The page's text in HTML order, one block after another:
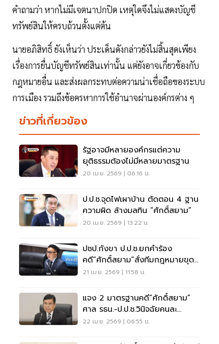
คำถามว่า หากไม่มีเจตนาปกปิด เหตุใดจึงไม่แสดงบัญชี
ทรัพย์สินให้ครบถ้วนตั้งแต่ต้น
นายอภิสิทธิ์ ยังเห็นว่า ประเด็นดังกล่าวยังไม่สิ้นสุดเพียง
เรื่องการยื่นบัญชีทรัพย์สินเท่านั้น แต่ยังอาจเกี่ยวข้องกับ
กฎหมายอื่น และส่งผลกระทบต่อความน่าเชื่อถือของระบบ
การเมือง รวมถึงข้อครหาการใช้อำนาจผ่านองค์กรต่าง ๆ
ข่าวที่เกี่ยวข้อง
รัฐอาจมีหลายองค์กรแต่ความ
ยุติธรรมต้องไม่มีหลายมาตรฐาน
20 เม.ย. 2569 | 06:16 น.
ป.ป.ช.จุดไฟเผาบ้าน ตัดตอน 4 ฐาน
ความผิด ล้างมลทิน ”ศักดิ์สยาม”
20 เม.ย. 2569 | 13:22 น.
ปชป.กังขา ป.ป.ช.ยกคำร้อง
คดี“ศักดิ์สยาม”สั่งทีมกฎหมายขุด
คุ้ย
21 เม.ย. 2569 | 11:58 น.
แจง 2 มาตรฐานคดี“ศักดิ์สยาม”
ศาล รธน.-ป.ป.ช.วินิจฉัยคนละ
ประเด็น
22 เม.ย. 2569 | 06:55 น.